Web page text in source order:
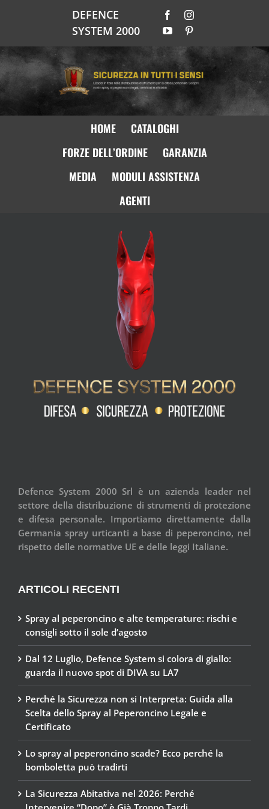
DEFENCE
SYSTEM 2000
FacebookInstagram
YouTubePinterest
HOME
CATALOGHI
FORZE DELL’ORDINE
GARANZIA
MEDIA
MODULI ASSISTENZA
AGENTI
Defence System 2000 Srl è un azienda leader nel
settore della distribuzione di strumenti di protezione
e difesa personale. Importiamo direttamente dalla
Germania spray urticanti a base di peperoncino, nel
rispetto delle normative UE e delle leggi Italiane.
ARTICOLI RECENTI
Spray al peperoncino e alte temperature: rischi e
consigli sotto il sole d’agosto
Dal 12 Luglio, Defence System si colora di giallo:
guarda il nuovo spot di DIVA su LA7
Perché la Sicurezza non si Interpreta: Guida alla
Scelta dello Spray al Peperoncino Legale e
Certificato
Lo spray al peperoncino scade? Ecco perché la
bomboletta può tradirti
La Sicurezza Abitativa nel 2026: Perché